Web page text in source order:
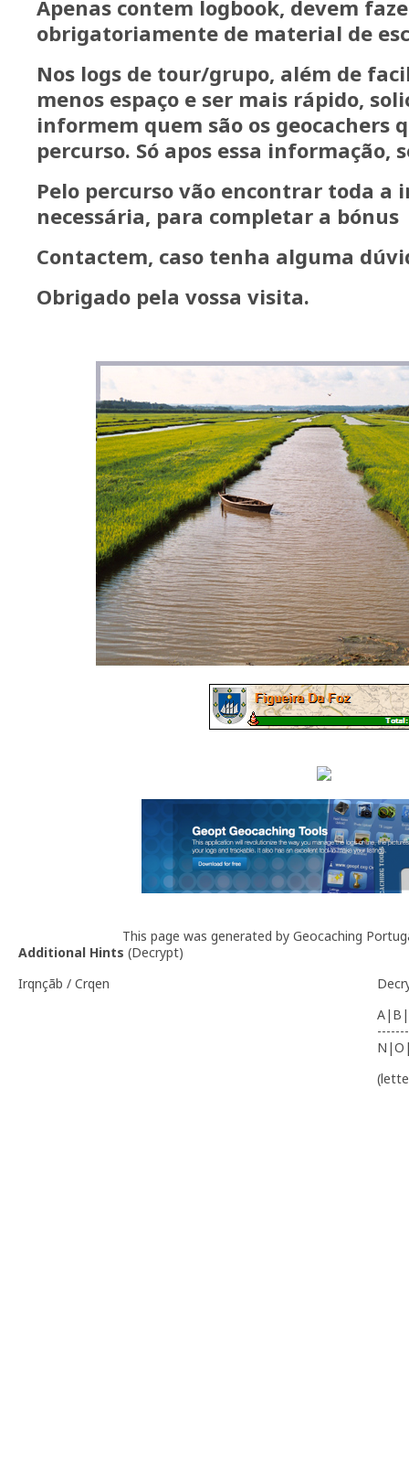
Apenas contem logbook, devem
obrigatoriamente de material de
Nos logs de tour/grupo, além de
menos espaço e ser mais rápido,
informem quem são os geocachers
percurso. Só apos essa informação,
Pelo percurso vão encontrar toda a
necessária, para completar a bónus
Contactem, caso tenha alguma
Obrigado pela vossa visita.
This page was generated by Geocaching
Additional Hints (Decrypt)
Irqnçãb / Crqen